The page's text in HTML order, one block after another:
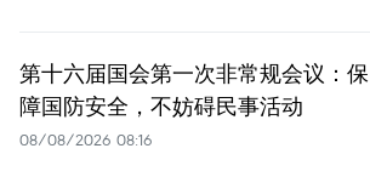
第十六届国会第一次非常规会议：保
障国防安全，不妨碍民事活动
08/08/2026 08:16